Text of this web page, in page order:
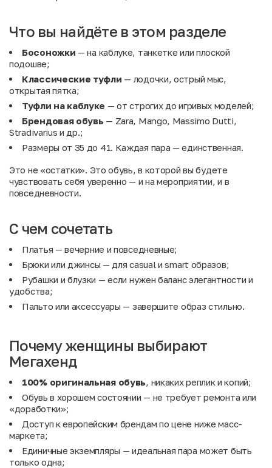
Что вы найдёте в этом разделе
Босоножки — на каблуке, танкетке или плоской
подошве;
Классические туфли — лодочки, острый мыс,
открытая пятка;
Туфли на каблуке — от строгих до игривых моделей;
Брендовая обувь — Zara, Mango, Massimo Dutti,
Stradivarius и др.;
Размеры от 35 до 41. Каждая пара — единственная.
Это не «остатки». Это обувь, в которой вы будете
чувствовать себя уверенно — и на мероприятии, и в
повседневности.
С чем сочетать
Платья — вечерние и повседневные;
Брюки или джинсы — для casual и smart образов;
Рубашки и блузки — если нужен баланс элегантности и
удобства;
Пальто или аксессуары — завершите образ стильно.
Почему женщины выбирают
Мегахенд
100% оригинальная обувь, никаких реплик и копий;
Обувь в хорошем состоянии — не требует ремонта или
«доработки»;
Доступ к европейским брендам по цене ниже масс-
маркета;
Единичные экземпляры — идеальная пара может быть
только одна;